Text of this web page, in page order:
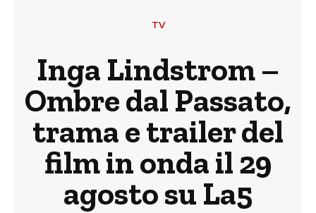
TV
Inga Lindstrom –
Ombre dal Passato,
trama e trailer del
film in onda il 29
agosto su La5